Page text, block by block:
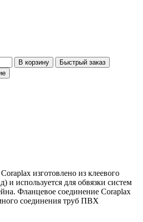
В корзину
Быстрый заказ
изготовлено из клеевого
используется для обвязки систем
Фланцевое соединение Coraplax
соединения труб ПВХ